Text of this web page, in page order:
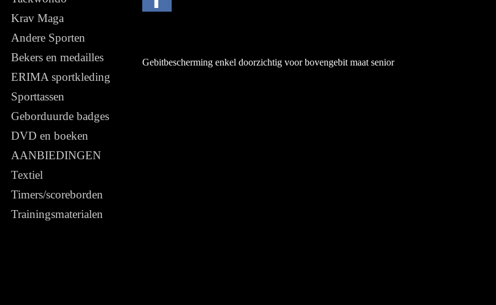
Krav Maga
Andere Sporten
Bekers en medailles
ERIMA sportkleding
Sporttassen
Geborduurde badges
DVD en boeken
AANBIEDINGEN
Textiel
Timers/scoreborden
Trainingsmaterialen
Gebitbescherming enkel doorzichtig voor bovengebit maat senior